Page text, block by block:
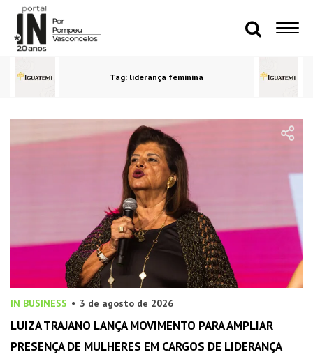
Tag: liderança feminina
IN BUSINESS 3 de agosto de 2026
LUIZA TRAJANO LANÇA MOVIMENTO PARA AMPLIAR
PRESENÇA DE MULHERES EM CARGOS DE LIDERANÇA